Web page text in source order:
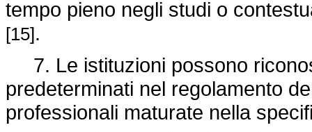
tempo pieno negli studi o
[15].
7. Le istituzioni possono
predeterminati nel regolamento
professionali maturate nella